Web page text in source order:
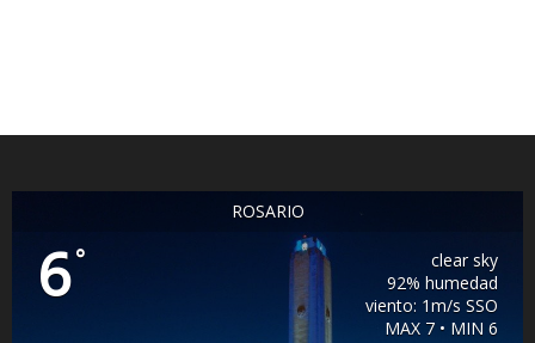
ROSARIO
6°
clear sky
92% humedad
viento: 1m/s SSO
MAX 7 • MIN 6